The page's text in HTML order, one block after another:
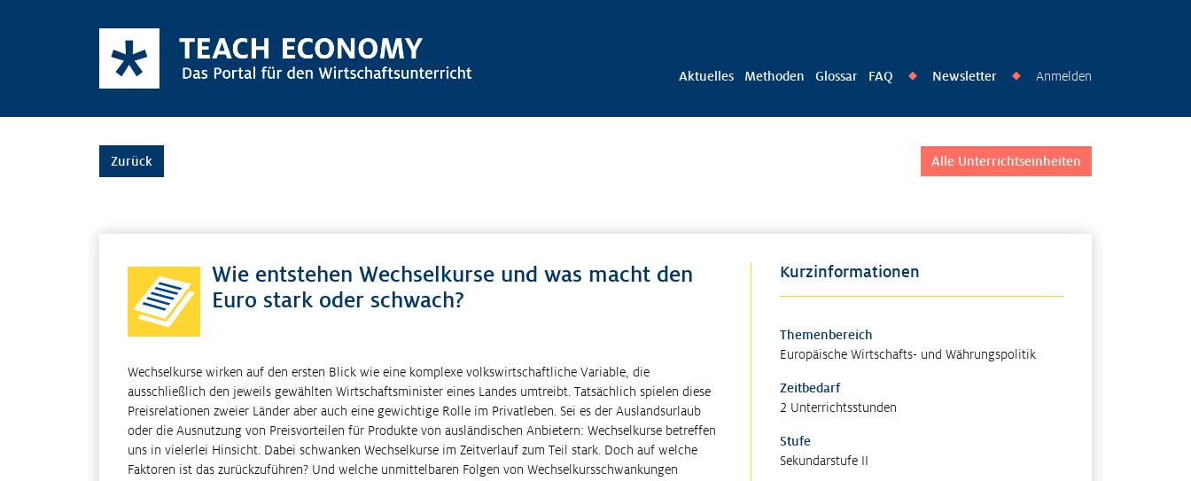
Aktuelles Methoden Glossar FAQ ◆ Newsletter ◆ Anmelden
Zurück Alle Unterrichtseinheiten
Wie entstehen Wechselkurse und was macht den
Euro stark oder schwach?
Wechselkurse wirken auf den ersten Blick wie eine komplexe volkswirtschaftliche Variable, die
ausschließlich den jeweils gewählten Wirtschaftsminister eines Landes umtreibt. Tatsächlich spielen diese
Preisrelationen zweier Länder aber auch eine gewichtige Rolle im Privatleben. Sei es der Auslandsurlaub
oder die Ausnutzung von Preisvorteilen für Produkte von ausländischen Anbietern: Wechselkurse betreffen
uns in vielerlei Hinsicht. Dabei schwanken Wechselkurse im Zeitverlauf zum Teil stark. Doch auf welche
Faktoren ist das zurückzuführen? Und welche unmittelbaren Folgen von Wechselkursschwankungen
Kurzinformationen
Themenbereich
Europäische Wirtschafts- und Währungspolitik
Zeitbedarf
2 Unterrichtsstunden
Stufe
Sekundarstufe II